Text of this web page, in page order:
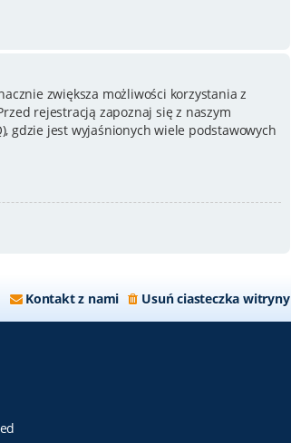
zwiększa możliwości korzystania z
rejestracją zapoznaj się z naszym
gdzie jest wyjaśnionych wiele podstawowych
Usuń ciasteczka witryny
Kontakt z nami